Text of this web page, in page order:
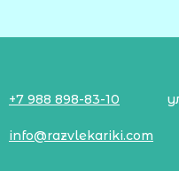
+7 988 898-83-10
info@razvlekariki.com